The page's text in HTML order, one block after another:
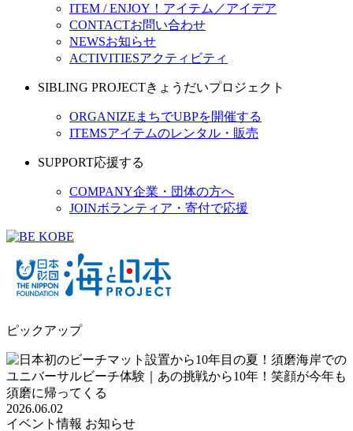
ITEM / ENJOY！ アイテム／アイデア
CONTACTお問い合わせ
NEWSお知らせ
ACTIVITIESアクティビティ
SIBLING PROJECTきょうだいプロジェクト
ORGANIZE まちでUBPを開催する
ITEMSアイテムのレンタル・販売
SUPPORT応援する
COMPANY企業・団体の方へ
JOINボランティア・寄付で応援
ピックアップ
2026.06.02
イベント情報 お知らせ